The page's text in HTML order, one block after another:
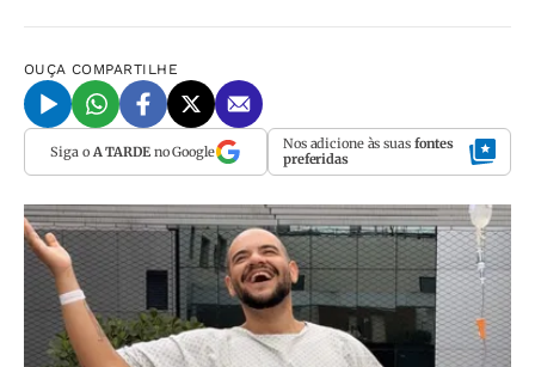
OUÇA COMPARTILHE
Siga o A TARDEno Google Nos adicione às suas fontes
preferidas